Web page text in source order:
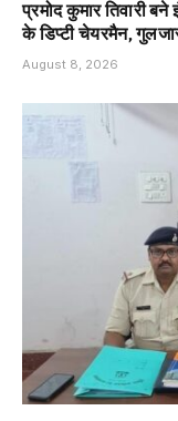
प्रमोद कुमार तिवारी
के डिप्टी चेयरमैन,
August 8, 2026